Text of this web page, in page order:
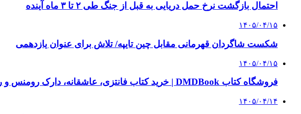
احتمال بازگشت نرخ حمل دریایی به قبل از جنگ طی ۲ تا ۳ ماه آینده
۱۴۰۵/۰۴/۱۵
شکست شاگردان قهرمانی مقابل چین تایپه/ تلاش برای عنوان یازدهمی
۱۴۰۵/۰۴/۱۵
فروشگاه کتاب DMDBook | خرید کتاب فانتزی، عاشقانه، دارک رومنس و رمان بدون حذفیات
۱۴۰۵/۰۴/۱۴